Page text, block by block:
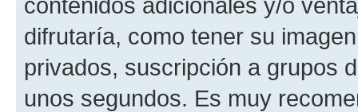
difrutaría, como tener su
privados, suscripción a grupos
unos segundos. Es muy